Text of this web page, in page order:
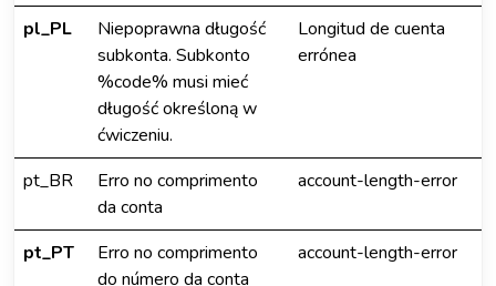
pl_PL
Niepoprawna długość
subkonta. Subkonto
%code% musi mieć
długość określoną w
ćwiczeniu.
Longitud de cuenta
errónea
pt_BR
Erro no comprimento
da conta
account-length-error
pt_PT
Erro no comprimento
do número da conta
account-length-error